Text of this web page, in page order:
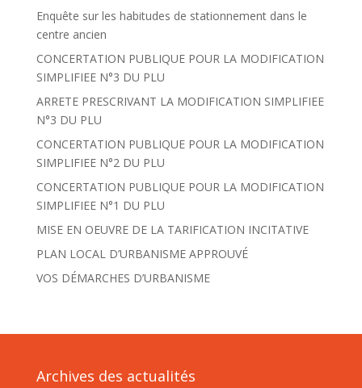
Enquête sur les habitudes de stationnement dans le
centre ancien
CONCERTATION PUBLIQUE POUR LA MODIFICATION
SIMPLIFIEE N°3 DU PLU
ARRETE PRESCRIVANT LA MODIFICATION SIMPLIFIEE
N°3 DU PLU
CONCERTATION PUBLIQUE POUR LA MODIFICATION
SIMPLIFIEE N°2 DU PLU
CONCERTATION PUBLIQUE POUR LA MODIFICATION
SIMPLIFIEE N°1 DU PLU
MISE EN OEUVRE DE LA TARIFICATION INCITATIVE
PLAN LOCAL D’URBANISME APPROUVÉ
VOS DÉMARCHES D’URBANISME
Archives des actualités